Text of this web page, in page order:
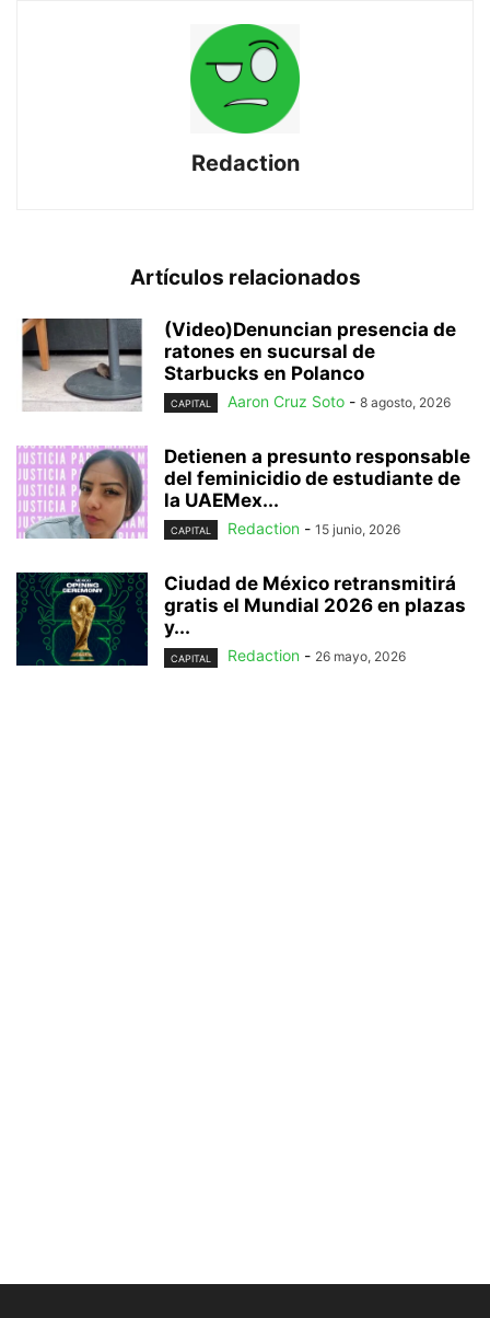
Redaction
Artículos relacionados
(Video)Denuncian presencia de
ratones en sucursal de
Starbucks en Polanco
CAPITAL Aaron Cruz Soto - 8 agosto, 2026
Detienen a presunto responsable
del feminicidio de estudiante de
la UAEMex...
CAPITAL Redaction - 15 junio, 2026
Ciudad de México retransmitirá
gratis el Mundial 2026 en plazas
y...
CAPITAL Redaction - 26 mayo, 2026